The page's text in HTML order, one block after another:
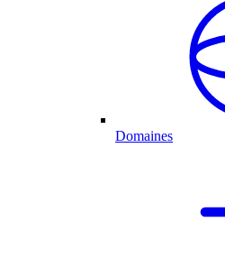
Domaines